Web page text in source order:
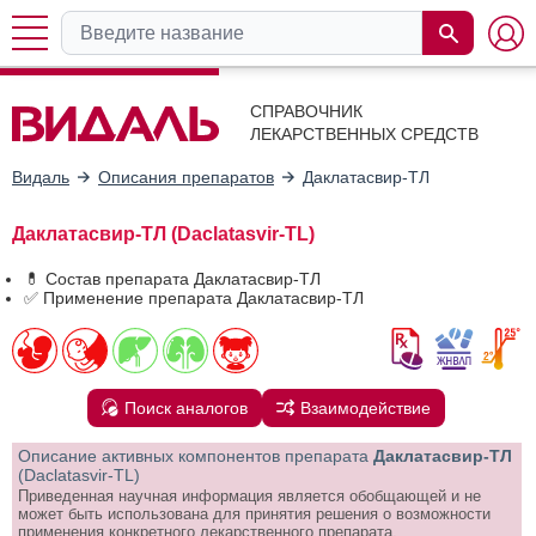
СПРАВОЧНИК
ЛЕКАРСТВЕННЫХ СРЕДСТВ
Видаль Описания препаратов Даклатасвир-ТЛ
Даклатасвир-ТЛ (Daclatasvir-TL)
💊 Состав препарата Даклатасвир-ТЛ
✅ Применение препарата Даклатасвир-ТЛ
Поиск аналогов Взаимодействие
Описание активных компонентов препарата Даклатасвир-ТЛ
(Daclatasvir-TL)
Приведенная научная информация является обобщающей и не
может быть использована для принятия решения о возможности
применения конкретного лекарственного препарата.